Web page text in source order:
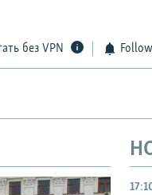
без VPN